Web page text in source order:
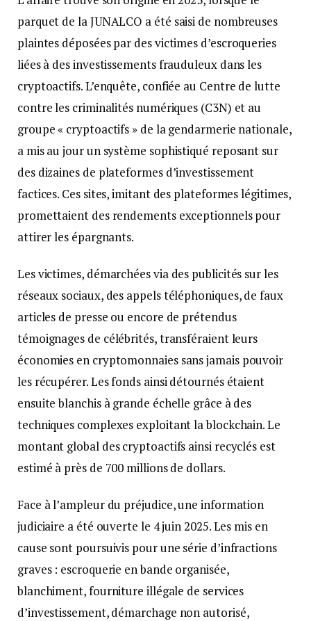
parquet de la JUNALCO a été saisi de nombreuses
plaintes déposées par des victimes d’escroqueries
liées à des investissements frauduleux dans les
cryptoactifs. L’enquête, confiée au Centre de lutte
contre les criminalités numériques (C3N) et au
groupe « cryptoactifs » de la gendarmerie nationale,
a mis au jour un système sophistiqué reposant sur
des dizaines de plateformes d’investissement
factices. Ces sites, imitant des plateformes légitimes,
promettaient des rendements exceptionnels pour
attirer les épargnants.
Les victimes, démarchées via des publicités sur les
réseaux sociaux, des appels téléphoniques, de faux
articles de presse ou encore de prétendus
témoignages de célébrités, transféraient leurs
économies en cryptomonnaies sans jamais pouvoir
les récupérer. Les fonds ainsi détournés étaient
ensuite blanchis à grande échelle grâce à des
techniques complexes exploitant la blockchain. Le
montant global des cryptoactifs ainsi recyclés est
estimé à près de 700 millions de dollars.
Face à l’ampleur du préjudice, une information
judiciaire a été ouverte le 4 juin 2025. Les mis en
cause sont poursuivis pour une série d’infractions
graves : escroquerie en bande organisée,
blanchiment, fourniture illégale de services
d’investissement, démarchage non autorisé,